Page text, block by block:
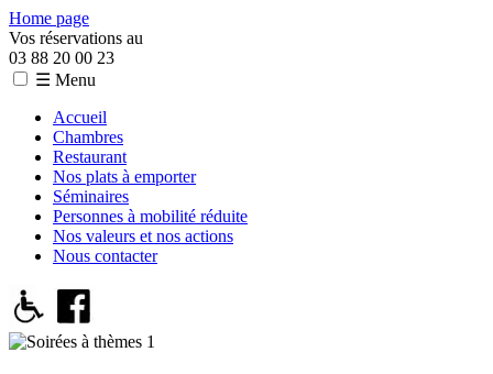
Home page
Vos réservations au
03 88 20 00 23
☰ Menu
Accueil
Chambres
Restaurant
Nos plats à emporter
Séminaires
Personnes à mobilité réduite
Nos valeurs et nos actions
Nous contacter